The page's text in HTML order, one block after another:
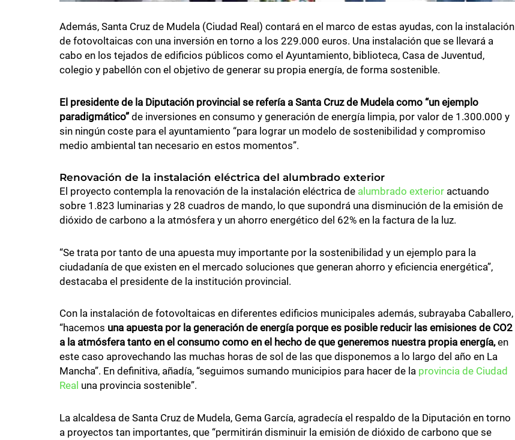
Además, Santa Cruz de Mudela (Ciudad Real) contará en el marco de estas ayudas, con la instalación
de fotovoltaicas con una inversión en torno a los 229.000 euros. Una instalación que se llevará a
cabo en los tejados de edificios públicos como el Ayuntamiento, biblioteca, Casa de Juventud,
colegio y pabellón con el objetivo de generar su propia energía, de forma sostenible.
El presidente de la Diputación provincial se refería a Santa Cruz de Mudela como “un ejemplo
paradigmático”de inversiones en consumo y generación de energía limpia, por valor de 1.300.000 y
sin ningún coste para el ayuntamiento “para lograr un modelo de sostenibilidad y compromiso
medio ambiental tan necesario en estos momentos”.
Renovación de la instalación eléctrica del alumbrado exterior
El proyecto contempla la renovación de la instalación eléctrica de alumbrado exterioractuando
sobre 1.823 luminarias y 28 cuadros de mando, lo que supondrá una disminución de la emisión de
dióxido de carbono a la atmósfera y un ahorro energético del 62% en la factura de la luz.
“Se trata por tanto de una apuesta muy importante por la sostenibilidad y un ejemplo para la
ciudadanía de que existen en el mercado soluciones que generan ahorro y eficiencia energética”,
destacaba el presidente de la institución provincial.
Con la instalación de fotovoltaicas en diferentes edificios municipales además, subrayaba Caballero,
“hacemos una apuesta por la generación de energía porque es posible reducir las emisiones de CO2
a la atmósfera tanto en el consumo como en el hecho de que generemos nuestra propia energía,en
este caso aprovechando las muchas horas de sol de las que disponemos a lo largo del año en La
Mancha”. En definitiva, añadía, “seguimos sumando municipios para hacer de la provincia de Ciudad
Real una provincia sostenible”.
La alcaldesa de Santa Cruz de Mudela, Gema García, agradecía el respaldo de la Diputación en torno
a proyectos tan importantes, que “permitirán disminuir la emisión de dióxido de carbono que se